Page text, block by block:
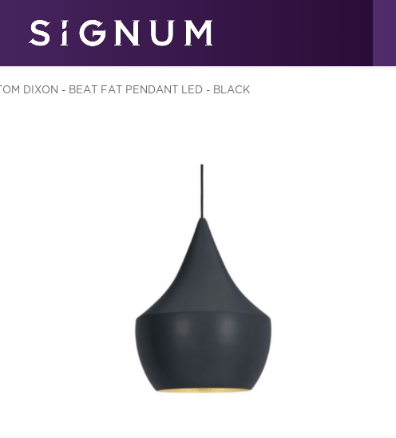
TOM DIXON - BEAT FAT PENDANT LED - BLACK